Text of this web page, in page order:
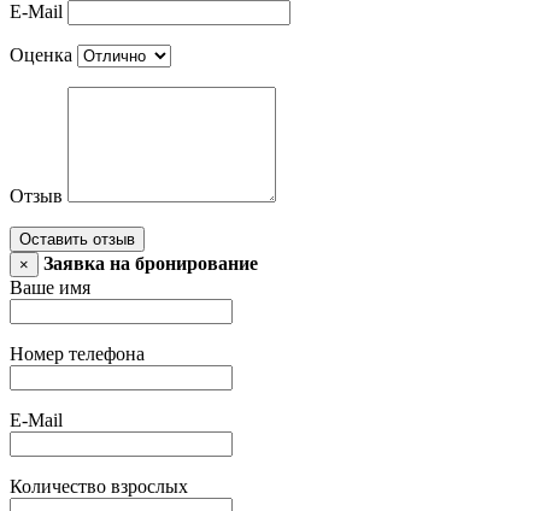
E-Mail
Оценка
Отзыв
Оставить отзыв
×
Заявка на бронирование
Ваше имя
Номер телефона
E-Mail
Количество взрослых